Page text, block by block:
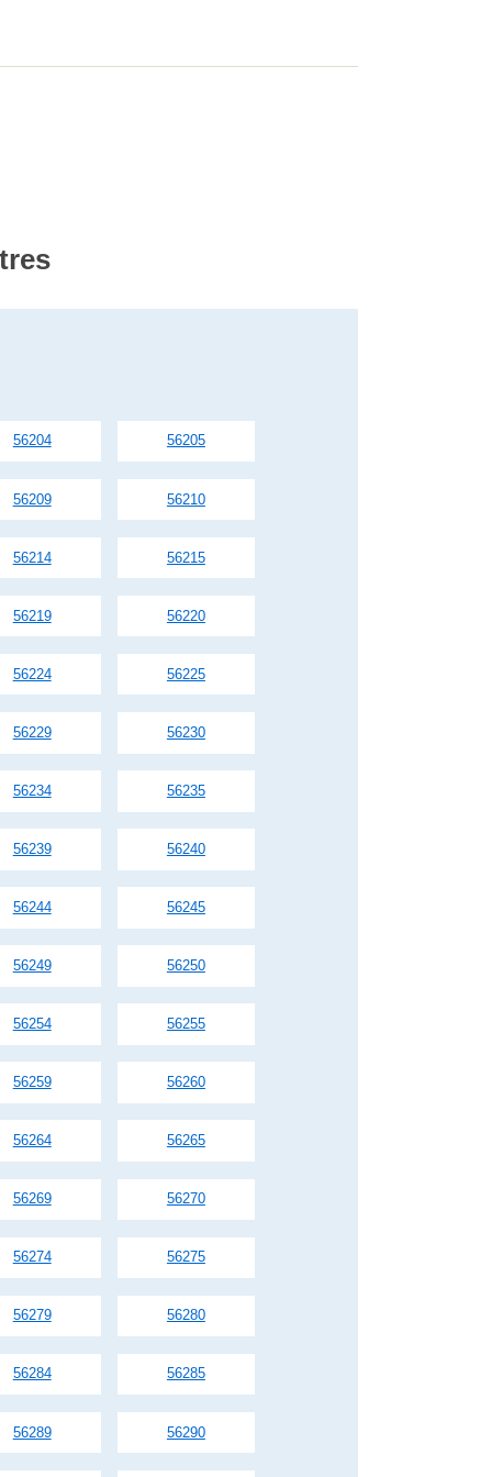
56204 56205
56209 56210
56214 56215
56219 56220
56224 56225
56229 56230
56234 56235
56239 56240
56244 56245
56249 56250
56254 56255
56259 56260
56264 56265
56269 56270
56274 56275
56279 56280
56284 56285
56289 56290